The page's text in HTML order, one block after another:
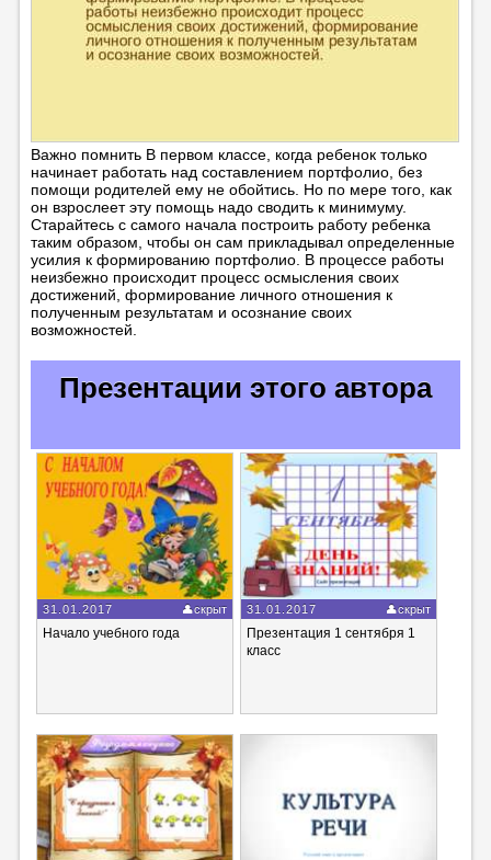
Важно помнить В первом классе, когда ребенок только
начинает работать над составлением портфолио, без
помощи родителей ему не обойтись. Но по мере того, как
он взрослеет эту помощь надо сводить к минимуму.
Старайтесь с самого начала построить работу ребенка
таким образом, чтобы он сам прикладывал определенные
усилия к формированию портфолио. В процессе работы
неизбежно происходит процесс осмысления своих
достижений, формирование личного отношения к
полученным результатам и осознание своих
возможностей.
Презентации этого автора
31.01.2017 скрыт
Начало учебного года
31.01.2017 скрыт
Презентация 1 сентября 1
класс